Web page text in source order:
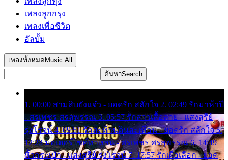
เพลงลูกกรุง
เพลงเพื่อชีวิต
อัลบั้ม
เพลงทั้งหมด Music All
ค้นหาSearch
1. 00:00 สามสิบยังแจ๋ว - ยอดรัก สลักใจ 2. 02:49 รักมาห้าปี
- ศรเพชร ศรสุพรรณ 3. 05:57 รักสาวเสื้อลาย - แสงสุรีย์
รุ่งโรจน์ 4. 09:51 รักสะท้านดินสะเทือน - ยอดรัก สลักใจ 5.
12:23 มอเตอร์ไซค์ทำหล่น - ศรเพชร ศรสุพรรณ 6. 14:49
หิ้วกระเป๋า - แสงสุรีย์ รุ่งโรจน์ 7. 17:57 รักเผื่อเลือก - ยอด